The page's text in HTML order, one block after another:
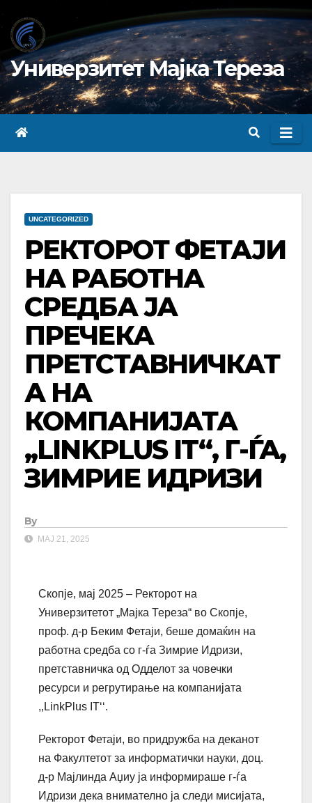
to
content
Универзитет Мајка Тереза
UNCATEGORIZED
РЕКТОРОТ ФЕТАЈИ
НА РАБОТНА
СРЕДБА ЈА
ПРЕЧЕКА
ПРЕТСТАВНИЧКАТ
А НА
КОМПАНИЈАТА
,,LINKPLUS IT‘‘, Г-ЃА,
ЗИМРИЕ ИДРИЗИ
By
МАЈ 21, 2025
Скопје, мај 2025 – Ректорот на
Универзитетот „Мајка Тереза“ во Скопје,
проф. д-р Беким Фетаји, беше домаќин на
работна средба со г-ѓа Зимрие Идризи,
претставничка од Одделот за човечки
ресурси и регрутирање на компанијата
,,LinkPlus IT‘‘.
Ректорот Фетаји, во придружба на деканот
на Факултетот за информатички науки, доц.
д-р Мајлинда Аџиу ја информираше г-ѓа
Идризи дека внимателно ја следи мисијата,